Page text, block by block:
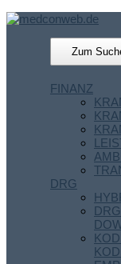
FINANZ
DRG